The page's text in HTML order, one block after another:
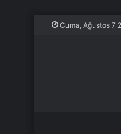
Cuma, Ağustos 7